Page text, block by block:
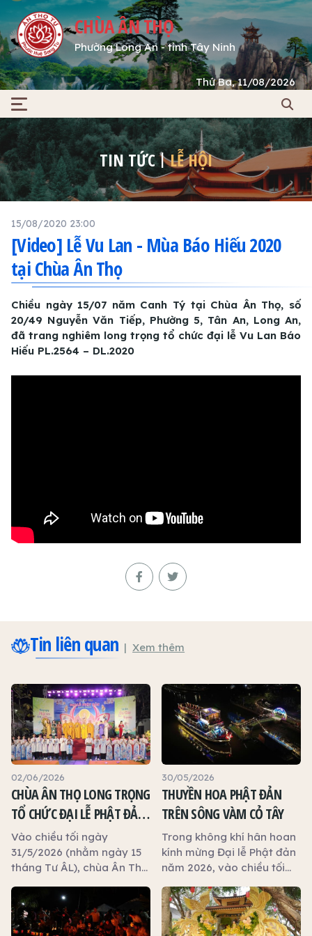
CHÙA ÂN THỌ
Phường Long An - tỉnh Tây Ninh
Thứ Ba, 11/08/2026
TIN TỨC LỄ HỘI
15/08/2020 23:00
[Video] Lễ Vu Lan - Mùa Báo Hiếu 2020
tại Chùa Ân Thọ
Chiều ngày 15/07 năm Canh Tý tại Chùa Ân Thọ, số
20/49 Nguyễn Văn Tiếp, Phường 5, Tân An, Long An,
đã trang nghiêm long trọng tổ chức đại lễ Vu Lan Báo
Hiếu PL.2564 – DL.2020
Tin liên quan Xem thêm
02/06/2026
CHÙA ÂN THỌ LONG TRỌNG
TỔ CHỨC ĐẠI LỄ PHẬT ĐẢN
NĂM 2026
Vào chiều tối ngày
31/5/2026 (nhằm ngày 15
tháng Tư ÂL), chùa Ân Thọ
Ninh) đã long trọng tổ
chức Đại lễ Phật đản năm
2026 trong không khí
30/05/2026
THUYỀN HOA PHẬT ĐẢN
TRÊN SÔNG VÀM CỎ TÂY
Trong không khí hân hoan
kính mừng Đại lễ Phật đản
năm 2026, vào chiều tối
ngày 13 tháng Tư ÂL),
chương trình Thuyền hoa
Phật đản đã được trọng